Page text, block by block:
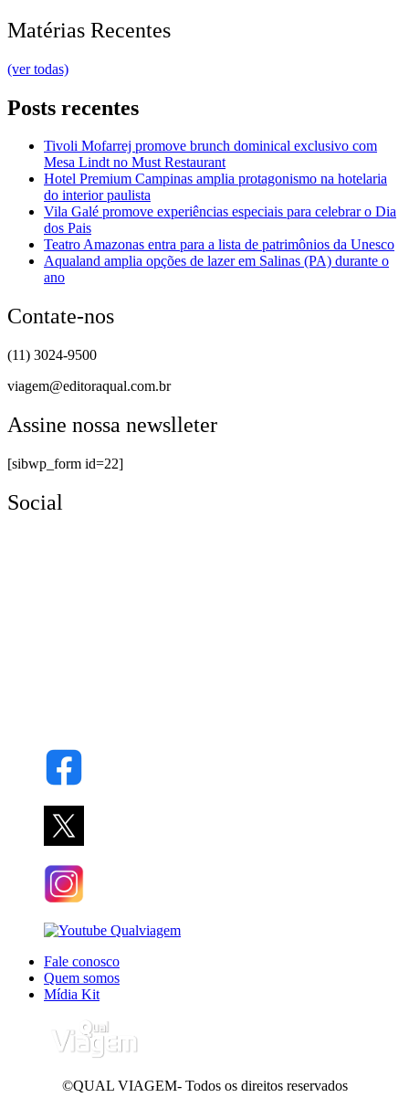
Matérias Recentes
(ver todas)
Posts recentes
Tivoli Mofarrej promove brunch dominical exclusivo com
Mesa Lindt no Must Restaurant
Hotel Premium Campinas amplia protagonismo na hotelaria
do interior paulista
Vila Galé promove experiências especiais para celebrar o Dia
dos Pais
Teatro Amazonas entra para a lista de patrimônios da Unesco
Aqualand amplia opções de lazer em Salinas (PA) durante o
ano
Contate-nos
(11) 3024-9500
viagem@editoraqual.com.br
Assine nossa newslleter
[sibwp_form id=22]
Social
Fale conosco
Quem somos
Mídia Kit
©QUAL VIAGEM- Todos os direitos reservados